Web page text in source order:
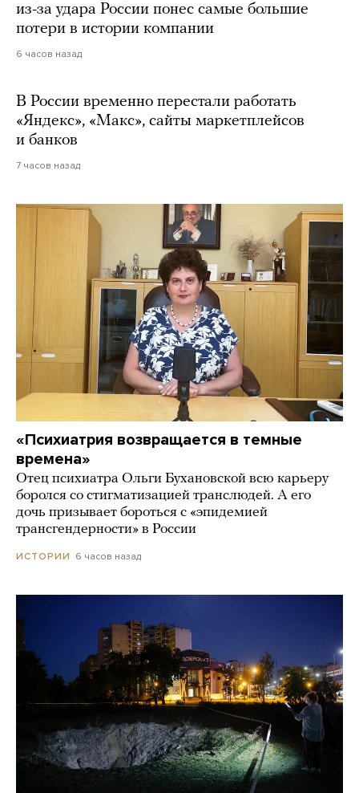
из-за удара России понес самые большие
потери в истории компании
6 часов назад
В России временно перестали работать
«Яндекс», «Макс», сайты маркетплейсов
и банков
7 часов назад
«Психиатрия возвращается в темные
времена»
Отец психиатра Ольги Бухановской всю карьеру
боролся со стигматизацией транслюдей. А его
дочь призывает бороться с «эпидемией
трансгендерности» в России
ИСТОРИИ 6 часов назад